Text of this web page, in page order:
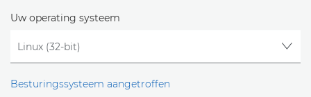
Uw operating systeem
Besturingssysteem aangetroffen